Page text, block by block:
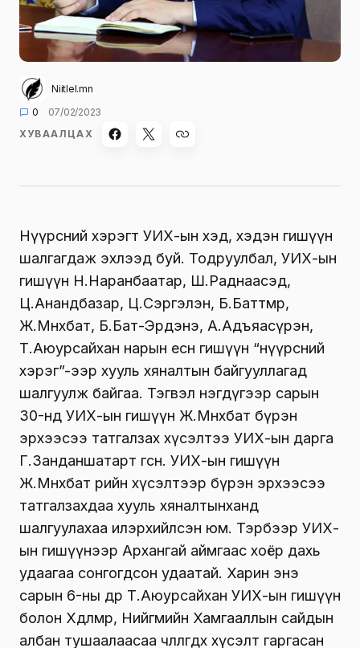
Niitlel.mn
0
07/02/2023
ХУВААЛЦАХ
Нүүрсний хэрэгт УИХ-ын хэд, хэдэн гишүүн
шалгагдаж эхлээд буй. Тодруулбал, УИХ-ын
гишүүн Н.Наранбаатар, Ш.Раднаасэд,
Ц.Анандбазар, Ц.Сэргэлэн, Б.Баттөмөр,
Ж.Мөнхбат, Б.Бат-Эрдэнэ, А.Адъяасүрэн,
Т.Аюурсайхан нарын есөн гишүүн “нүүрсний
хэрэг”-ээр хууль хяналтын байгууллагад
шалгуулж байгаа. Тэгвэл нэгдүгээр сарын
30-нд УИХ-ын гишүүн Ж.Мөнхбат бүрэн
эрхээсээ татгалзах хүсэлтээ УИХ-ын дарга
Г.Занданшатарт өгсөн. УИХ-ын гишүүн
Ж.Мөнхбат өөрийн хүсэлтээр бүрэн эрхээсээ
татгалзахдаа хууль хяналтынханд
шалгуулахаа илэрхийлсэн юм. Тэрбээр УИХ-
ын гишүүнээр Архангай аймгаас хоёр дахь
удаагаа сонгогдсон удаатай. Харин энэ
сарын 6-ны өдөр Т.Аюурсайхан УИХ-ын гишүүн
болон Хөдөлмөр, Нийгмийн Хамгааллын сайдын
албан тушаалаасаа чөлөөлөгдөх хүсэлт гаргасан